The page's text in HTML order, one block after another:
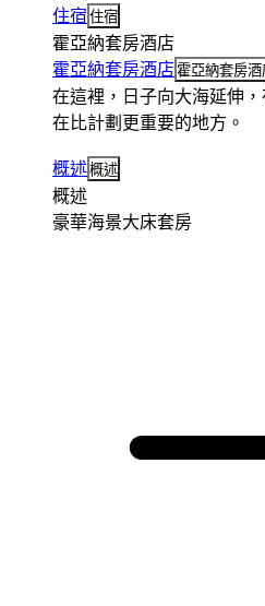
住宿 住宿
霍亞納套房酒店
霍亞納套房酒店 霍亞納套房酒
在這裡，日子向大海延伸
在比計劃更重要的地方。
概述概述
概述
豪華海景大床套房